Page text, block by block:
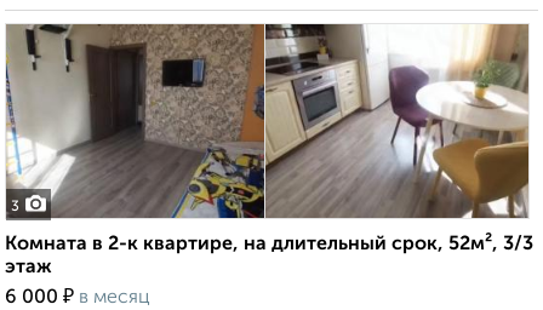
3
Комната в 2-к квартире, на длительный срок, 52м², 3/3
этаж
6 000 ₽ в месяц